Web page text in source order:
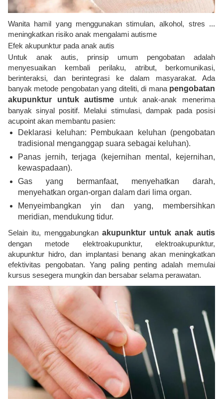
Wanita hamil yang menggunakan stimulan, alkohol, stres ...
meningkatkan risiko anak mengalami autisme
Efek akupunktur pada anak autis
Untuk anak autis, prinsip umum pengobatan adalah
menyesuaikan kembali perilaku, atribut, berkomunikasi,
berinteraksi, dan berintegrasi ke dalam masyarakat. Ada
banyak metode pengobatan yang diteliti, di mana pengobatan
akupunktur untuk autisme untuk anak-anak menerima
banyak sinyal positif. Melalui stimulasi, dampak pada posisi
acupoint akan membantu pasien:
Deklarasi keluhan: Pembukaan keluhan (pengobatan
tradisional menganggap suara sebagai keluhan).
Panas jernih, terjaga (kejernihan mental, kejernihan,
kewaspadaan).
Gas yang bermanfaat, menyehatkan darah,
menyehatkan organ-organ dalam dari lima organ.
Menyeimbangkan yin dan yang, membersihkan
meridian, mendukung tidur.
Selain itu, menggabungkan akupunktur untuk anak autis
dengan metode elektroakupunktur, elektroakupunktur,
akupunktur hidro, dan implantasi benang akan meningkatkan
efektivitas pengobatan. Yang paling penting adalah memulai
kursus sesegera mungkin dan bersabar selama perawatan.